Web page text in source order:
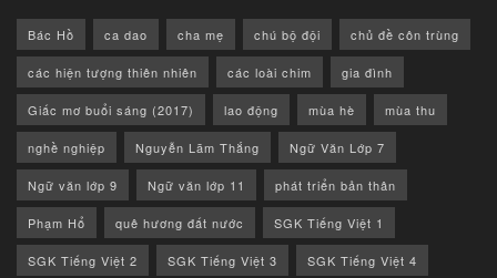
Bác Hồ ca dao cha mẹ chú bộ đội chủ đề côn trùng
các hiện tượng thiên nhiên các loài chim gia đình
Giấc mơ buổi sáng (2017) lao động mùa hè mùa thu
nghề nghiệp Nguyễn Lãm Thắng Ngữ Văn Lớp 7
Ngữ văn lớp 9 Ngữ văn lớp 11 phát triển bản thân
Phạm Hổ quê hương đất nước SGK Tiếng Việt 1
SGK Tiếng Việt 2 SGK Tiếng Việt 3 SGK Tiếng Việt 4